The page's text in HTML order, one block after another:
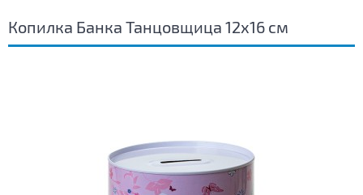
Копилка Банка Танцовщица 12х16 см